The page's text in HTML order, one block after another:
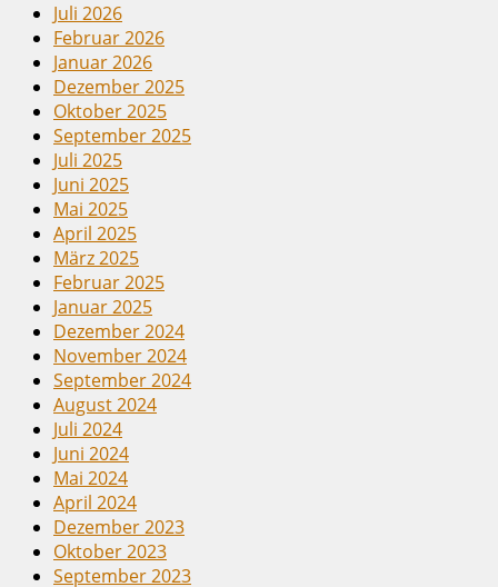
Juli 2026
Februar 2026
Januar 2026
Dezember 2025
Oktober 2025
September 2025
Juli 2025
Juni 2025
Mai 2025
April 2025
März 2025
Februar 2025
Januar 2025
Dezember 2024
November 2024
September 2024
August 2024
Juli 2024
Juni 2024
Mai 2024
April 2024
Dezember 2023
Oktober 2023
September 2023